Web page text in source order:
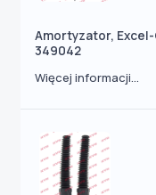
Amortyzator, Excel-
349042
Więcej informacji...